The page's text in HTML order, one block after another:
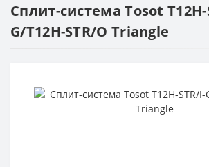
Сплит-система Tosot T12H-
G/T12H-STR/O Triangle